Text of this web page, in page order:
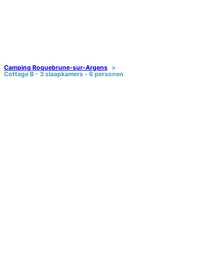
Camping Roquebrune-sur-Argens
Cottage B - 3 slaapkamers - 6 personen